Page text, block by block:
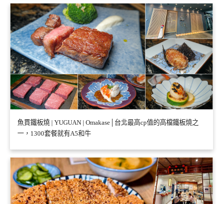
魚貫鐵板燒 | YUGUAN | Omakase│台北最高cp值的高檔鐵板燒之
一，1300套餐就有A5和牛